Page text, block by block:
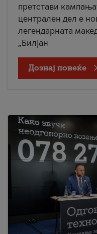
претстави
централен дел е
легендарната
„Билјан
Дознај повеќе